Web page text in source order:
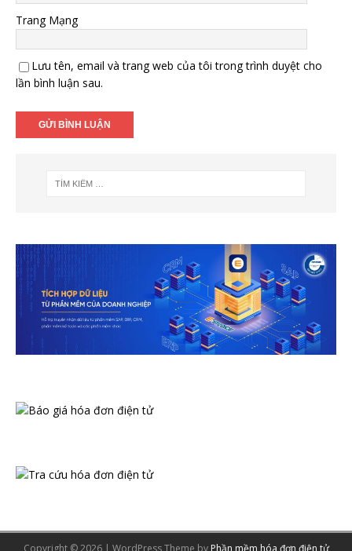
Trang Mạng
Lưu tên, email và trang web của tôi trong trình duyệt cho
lần bình luận sau.
Copyright © 2026 | WordPress Theme by Phần mềm hóa đơn điện tử